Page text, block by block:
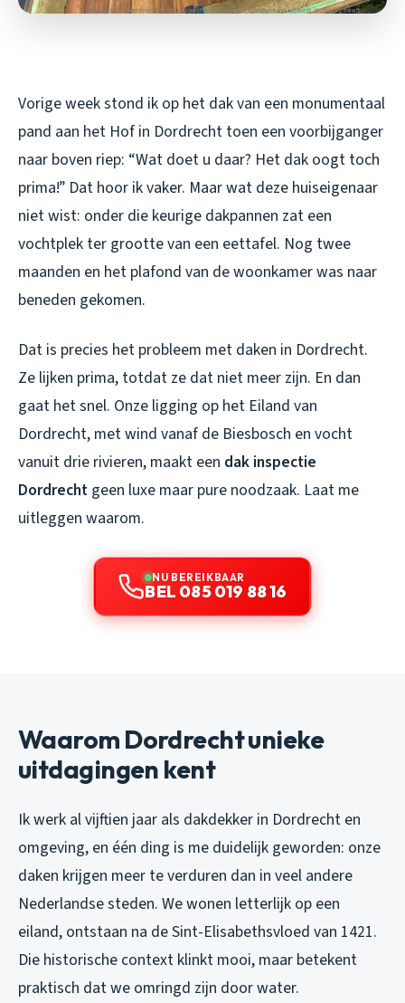
Vorige week stond ik op het dak van een monumentaal
pand aan het Hof in Dordrecht toen een voorbijganger
naar boven riep: “Wat doet u daar? Het dak oogt toch
prima!” Dat hoor ik vaker. Maar wat deze huiseigenaar
niet wist: onder die keurige dakpannen zat een
vochtplek ter grootte van een eettafel. Nog twee
maanden en het plafond van de woonkamer was naar
beneden gekomen.
Dat is precies het probleem met daken in Dordrecht.
Ze lijken prima, totdat ze dat niet meer zijn. En dan
gaat het snel. Onze ligging op het Eiland van
Dordrecht, met wind vanaf de Biesbosch en vocht
vanuit drie rivieren, maakt een dak inspectie
Dordrecht geen luxe maar pure noodzaak. Laat me
uitleggen waarom.
NU BEREIKBAAR
BEL 085 019 88 16
Waarom Dordrecht unieke
uitdagingen kent
Ik werk al vijftien jaar als dakdekker in Dordrecht en
omgeving, en één ding is me duidelijk geworden: onze
daken krijgen meer te verduren dan in veel andere
Nederlandse steden. We wonen letterlijk op een
eiland, ontstaan na de Sint-Elisabethsvloed van 1421.
Die historische context klinkt mooi, maar betekent
praktisch dat we omringd zijn door water.